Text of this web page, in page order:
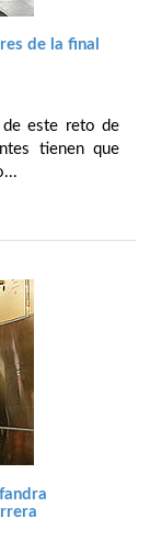
de la final
este reto de
tienen que